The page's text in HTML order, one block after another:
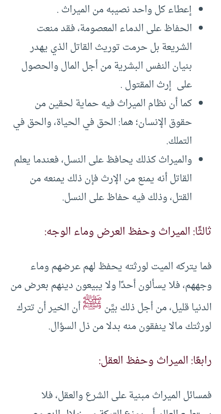
إعطاء كل واحد نصيبه من الميراث .
الحفاظ على الدماء المعصومة، فقد منعت
الشريعة بل حرمت توريث القاتل الذي يهدر
بنيان النفس البشرية من أجل المال والحصول
على إرث المقتول .
كما أن نظام الميراث فيه حماية لحقين من
حقوق الإنسان؛ هما: الحق في الحياة، والحق في
التملك.
والميراث كذلك يحافظ على النسل، فعندما يعلم
القاتل أنه يمنع من الإرث فإن ذلك يمنعه من
القتل، وذلك فيه حفاظ على النسل.
ثالثًا: الميراث وحفظ العرض وماء الوجه:
فما يتركه الميت لورثته يحفظ لهم عرضهم وماء
وجههم، فلا يسألون أحدًا ولا يبيعون دينهم بعرض من
الدنيا قليل، من أجل ذلك بيَّنﷺأن الخير أن تترك
لورثتك مالا ينفقون منه بدلا من ذل السؤال.
رابعًا: الميراث وحفظ العقل:
فمسائل الميراث مبنية على الشرع والعقل، فلا